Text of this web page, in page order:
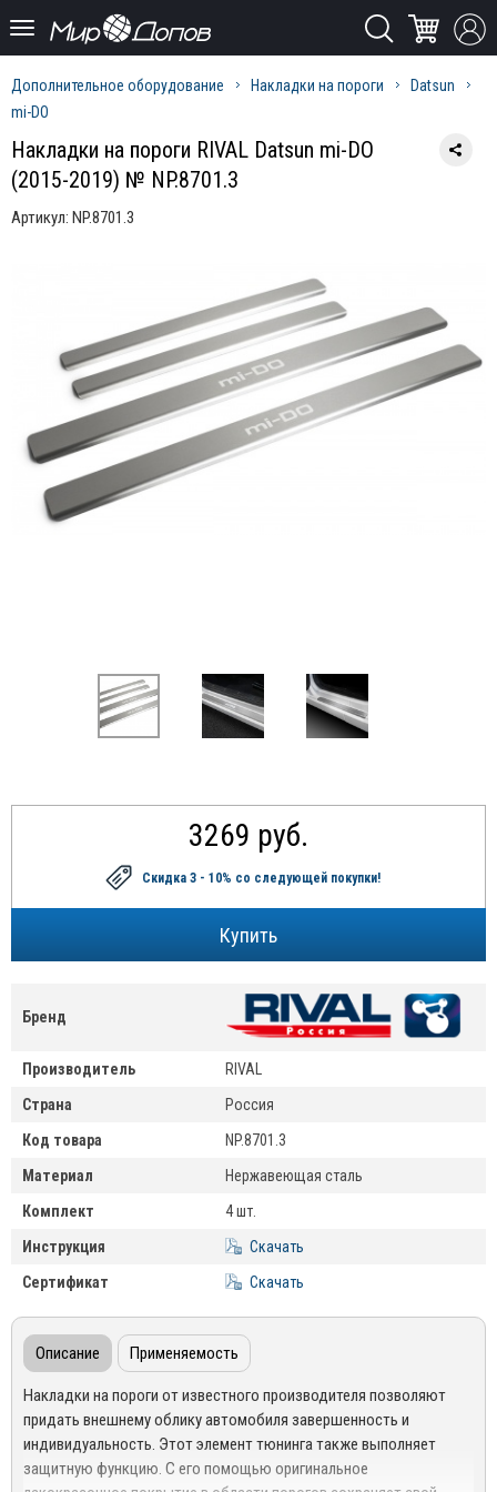
Дополнительное оборудование Накладки на пороги
Datsun
mi-DO
Накладки на пороги RIVAL Datsun mi-DO
(2015-2019) № NP.8701.3
Артикул: NP.8701.3
3269 руб.
Скидка 3 - 10% со следующей покупки!
Бренд
Производитель
RIVAL
Страна
Россия
Код товара
NP.8701.3
Материал
Нержавеющая сталь
Комплект
4 шт.
Инструкция
Скачать
Сертификат
Скачать
Описание Применяемость
Накладки на пороги от известного производителя позволяют
придать внешнему облику автомобиля завершенность и
индивидуальность. Этот элемент тюнинга также выполняет
защитную функцию. С его помощью оригинальное